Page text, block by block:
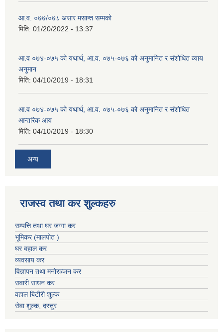
आ.व. ०७७/०७८ असार मसान्त सम्मको
मिति: 01/20/2022 - 13:37
आ.व ०७४-०७५ को यथार्थ, आ.व. ०७५-०७६ को अनुमानित र संशोधित व्याय
अनुमान
मिति: 04/10/2019 - 18:31
आ.व ०७४-०७५ को यथार्थ, आ.व. ०७५-०७६ को अनुमानित र संशोधित
आन्तरिक आय
मिति: 04/10/2019 - 18:30
अन्य
राजस्व तथा कर शुल्कहरु
सम्पत्ति तथा घर जग्गा कर
भूमिकर (मालपोत )
घर वहाल कर
व्यवसाय कर
विज्ञापन तथा मनोरञ्जन कर
सवारी साधन कर
वहाल बिटौरी शुल्क
सेवा शुल्क, दस्तुर